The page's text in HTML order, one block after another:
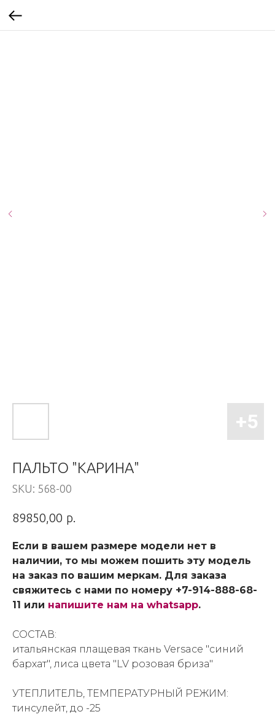
ПАЛЬТО "КАРИНА"
SKU: 568-00
89850,00 р.
Если в вашем размере модели нет в
наличии, то мы можем пошить эту модель
на заказ по вашим меркам. Для заказа
свяжитесь с нами по номеру +7-914-888-68-
11 или напишите нам на whatsapp.
СОСТАВ:
итальянская плащевая ткань Versace "синий
бархат", лиса цвета "LV розовая бриза"
УТЕПЛИТЕЛЬ, ТЕМПЕРАТУРНЫЙ РЕЖИМ:
тинсулейт, до -25